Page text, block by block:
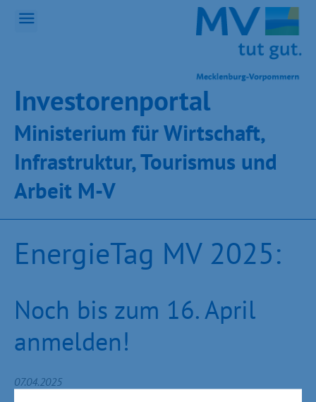
Inves­toren­por­tal
Ministeri­um für Wirt­schaft,
Infra­struk­tur, Tou­ris­mus und
Ar­beit M-V
EnergieTag MV 2025:
Noch bis zum 16. April
anmelden!
07.04.2025